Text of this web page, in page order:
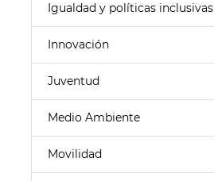
Igualdad y políticas inclusivas
Innovación
Juventud
Medio Ambiente
Movilidad